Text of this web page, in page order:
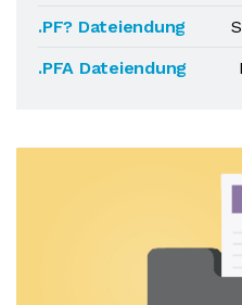
.PF? Dateiendung
.PFA Dateiendung